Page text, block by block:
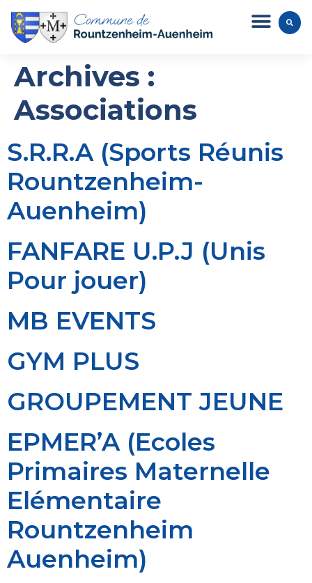
Archives :
Associations
S.R.R.A (Sports Réunis
Rountzenheim-
Auenheim)
FANFARE U.P.J (Unis
Pour jouer)
MB EVENTS
GYM PLUS
GROUPEMENT JEUNE
EPMER’A (Ecoles
Primaires Maternelle
Elémentaire
Rountzenheim
Auenheim)